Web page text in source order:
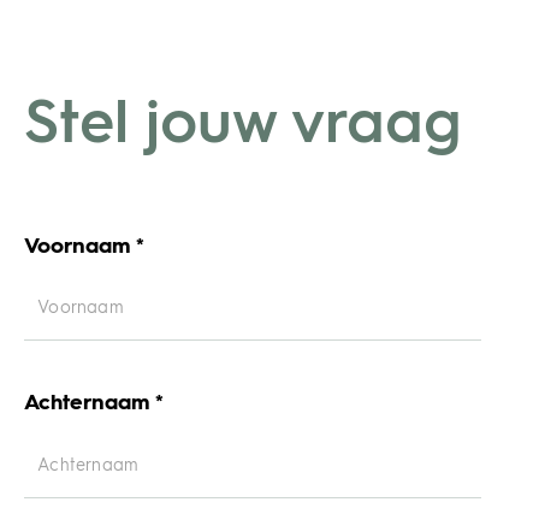
Stel jouw vraag
Voornaam *
Achternaam *